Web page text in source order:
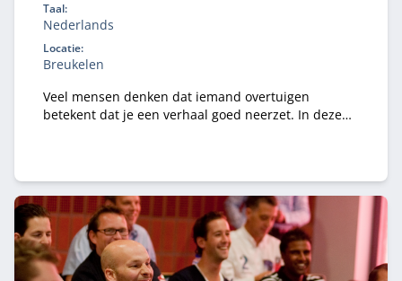
Taal:
Nederlands
Locatie:
Breukelen
Veel mensen denken dat iemand overtuigen
betekent dat je een verhaal goed neerzet. In deze
maar vooral hoe je inspeelt op de logica van je
publiek.